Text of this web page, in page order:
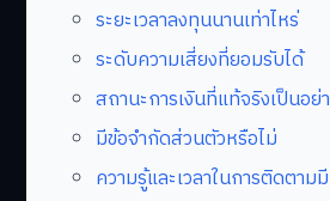
ระยะเวลาลงทุนนานเท่าไหร่
ระดับความเสี่ยงที่ยอมรับได้
สถานะการเงินที่แท้จริงเป็นอย่
มีข้อจำกัดส่วนตัวหรือไม่
ความรู้และเวลาในการติดตาม